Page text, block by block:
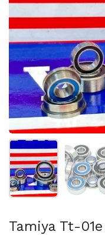
Folie 1 anzeigen
Tamiya Tt-